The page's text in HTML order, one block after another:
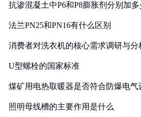
抗渗混凝土中P6和P8膨胀剂分别加
法兰PN25和PN16有什么区别
消费者对洗衣机的核心需求调研与分
U型螺栓的国家标准
煤矿用电热取暖器是否符合防爆电气
照明母线槽的主要作用是什么